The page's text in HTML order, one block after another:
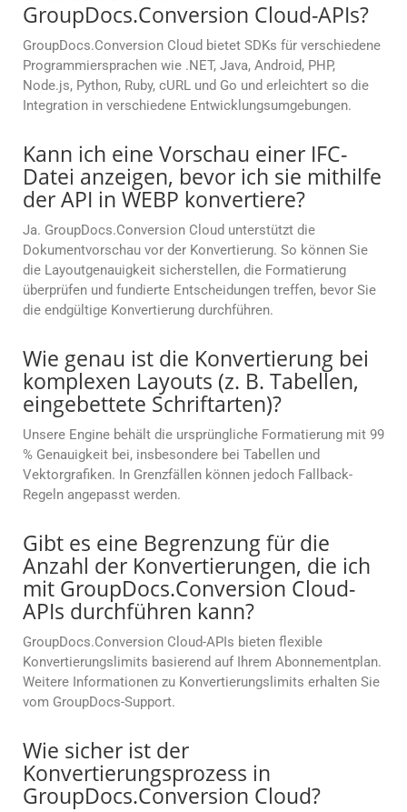
GroupDocs.Conversion Cloud-APIs?
GroupDocs.Conversion Cloud bietet SDKs für verschiedene
Programmiersprachen wie .NET, Java, Android, PHP,
Node.js, Python, Ruby, cURL und Go und erleichtert so die
Integration in verschiedene Entwicklungsumgebungen.
Kann ich eine Vorschau einer IFC-
Datei anzeigen, bevor ich sie mithilfe
der API in WEBP konvertiere?
Ja. GroupDocs.Conversion Cloud unterstützt die
Dokumentvorschau vor der Konvertierung. So können Sie
die Layoutgenauigkeit sicherstellen, die Formatierung
überprüfen und fundierte Entscheidungen treffen, bevor Sie
die endgültige Konvertierung durchführen.
Wie genau ist die Konvertierung bei
komplexen Layouts (z. B. Tabellen,
eingebettete Schriftarten)?
Unsere Engine behält die ursprüngliche Formatierung mit 99
% Genauigkeit bei, insbesondere bei Tabellen und
Vektorgrafiken. In Grenzfällen können jedoch Fallback-
Regeln angepasst werden.
Gibt es eine Begrenzung für die
Anzahl der Konvertierungen, die ich
mit GroupDocs.Conversion Cloud-
APIs durchführen kann?
GroupDocs.Conversion Cloud-APIs bieten flexible
Konvertierungslimits basierend auf Ihrem Abonnementplan.
Weitere Informationen zu Konvertierungslimits erhalten Sie
vom GroupDocs-Support.
Wie sicher ist der
Konvertierungsprozess in
GroupDocs.Conversion Cloud?